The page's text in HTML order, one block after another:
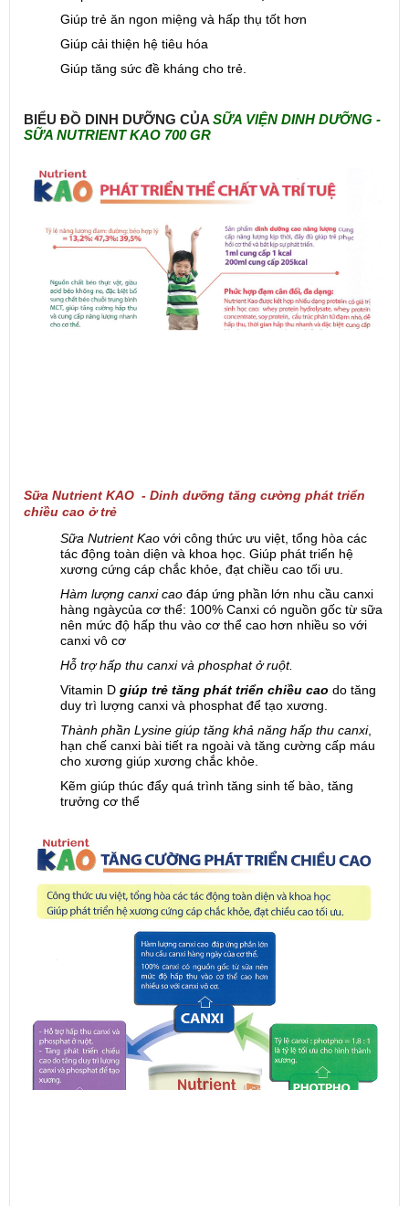
Giúp trẻ ăn ngon miệng và hấp thụ tốt hơn
Giúp cải thiện hệ tiêu hóa
Giúp tăng sức đề kháng cho trẻ.
BIỂU ĐỒ DINH DƯỠNG CỦA SỮA VIỆN DINH DƯỠNG -
SỮA NUTRIENT KAO 700 GR
Sữa Nutrient KAO - Dinh dưỡng tăng cường phát triển
chiều cao ở trẻ
Sữa Nutrient Kao với công thức ưu việt, tổng hòa các
tác động toàn diện và khoa học. Giúp phát triển hệ
xương cứng cáp chắc khỏe, đạt chiều cao tối ưu.
Hàm lượng canxi cao đáp ứng phần lớn nhu cầu canxi
hàng ngàycủa cơ thể: 100% Canxi có nguồn gốc từ sữa
nên mức độ hấp thu vào cơ thể cao hơn nhiều so với
canxi vô cơ
Hỗ trợ hấp thu canxi và phosphat ở ruột.
Vitamin D giúp trẻ tăng phát triển chiều cao do tăng
duy trì lượng canxi và phosphat để tạo xương.
Thành phần Lysine giúp tăng khả năng hấp thu canxi,
hạn chế canxi bài tiết ra ngoài và tăng cường cấp máu
cho xương giúp xương chắc khỏe.
Kẽm giúp thúc đẩy quá trình tăng sinh tế bào, tăng
trưởng cơ thể